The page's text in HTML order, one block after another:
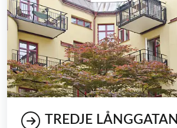
TREDJE LÅNGGATAN